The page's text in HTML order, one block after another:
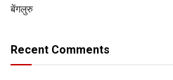
बेंगलुरु
Recent Comments